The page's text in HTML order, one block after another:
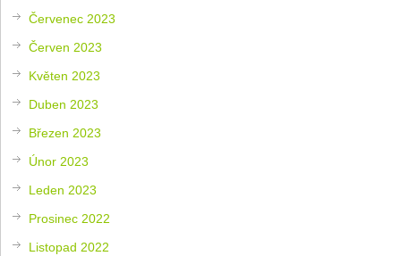
Červenec 2023
Červen 2023
Květen 2023
Duben 2023
Březen 2023
Únor 2023
Leden 2023
Prosinec 2022
Listopad 2022